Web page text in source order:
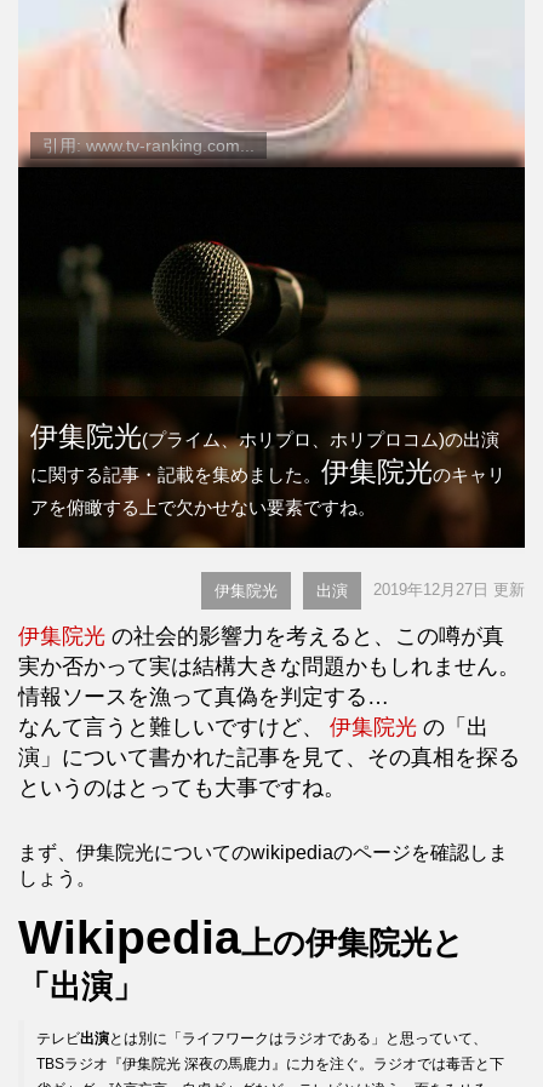
引用: www.tv-ranking.com...
伊集院光(プライム、ホリプロ、ホリプロコム)の出演
に関する記事・記載を集めました。 伊集院光のキャリ
アを俯瞰する上で欠かせない要素ですね。
伊集院光 出演 2019年12月27日 更新
伊集院光 の社会的影響力を考えると、この噂が真
実か否かって実は結構大きな問題かもしれません。
情報ソースを漁って真偽を判定する…
なんて言うと難しいですけど、 伊集院光 の「出
演」について書かれた記事を見て、その真相を探る
というのはとっても大事ですね。
まず、伊集院光についてのwikipediaのページを確認しま
しょう。
Wikipedia上の伊集院光と
「出演」
テレビ出演とは別に「ライフワークはラジオである」と思っていて、
TBSラジオ『伊集院光 深夜の馬鹿力』に力を注ぐ。ラジオでは毒舌と下